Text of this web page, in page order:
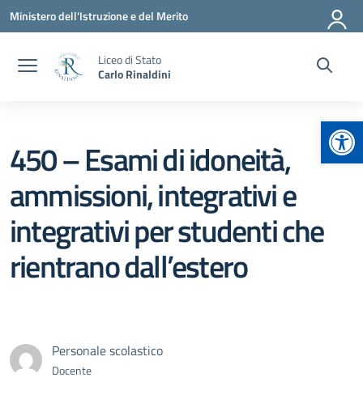
Vai ai contenuti
Vai al menu di navigazione
Vai al footer
Ministero dell'Istruzione e del Merito
Liceo di Stato
Carlo Rinaldini
450 – Esami di idoneità,
ammissioni, integrativi e
integrativi per studenti che
rientrano dall’estero
Personale scolastico
Docente